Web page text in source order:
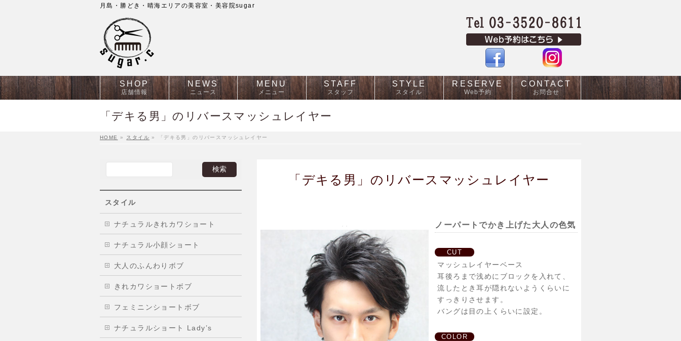
月島・勝どき・晴海エリアの美容室・美容院sugar
SHOP
店舗情報
NEWS
ニュース
MENU
メニュー
STAFF
スタッフ
STYLE
スタイル
RESERVE
Web予約
CONTACT
お問合せ
「デキる男」のリバースマッシュレイヤー
HOME » スタイル » 「デキる男」のリバースマッシュレイヤー
「デキる男」のリバースマッシュレイヤー
ノーパートでかき上げた大人の色気
CUT
マッシュレイヤーベース
耳後ろまで浅めにブロックを入れて、
流したとき耳が隠れないようくらいに
すっきりさせます。
バングは目の上くらいに設定。
COLOR
スタイル
ナチュラルきれカワショート
ナチュラル小顔ショート
大人のふんわりボブ
きれカワショートボブ
フェミニンショートボブ
ナチュラルショート Lady’s